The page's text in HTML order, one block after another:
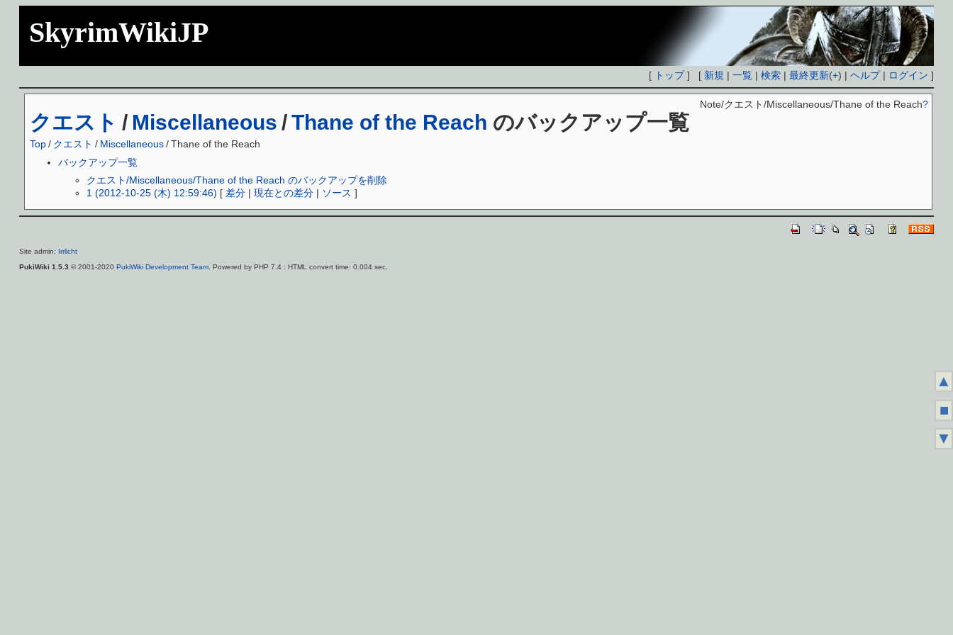
SkyrimWikiJP
[ トップ] [ 新規 |一覧 |検索 |最終更新(+) |ヘルプ| ログイン ]
クエスト / Miscellaneous /Thane of the Reach のバックアップ一覧
Note/クエスト/Miscellaneous/Thane of the Reach?
Top/ クエスト / Miscellaneous / Thane of the Reach
バックアップ一覧
クエスト/Miscellaneous/Thane of the Reach のバックアップを削除
1 (2012-10-25 (木) 12:59:46) [ 差分 |現在との差分 | ソース ]
Site admin: Irrlicht
PukiWiki 1.5.3 © 2001-2020 PukiWiki Development Team. Powered by PHP 7.4 : HTML convert time: 0.004 sec.
▲
■
▼